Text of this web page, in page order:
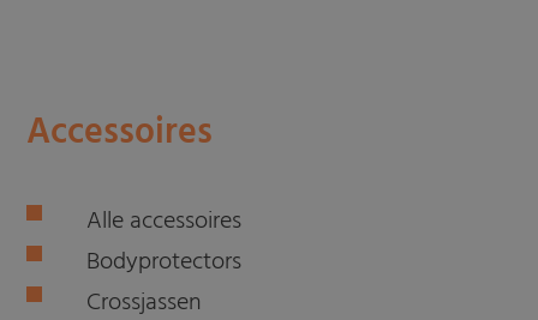
Accessoires
Alle accessoires
Bodyprotectors
Crossjassen